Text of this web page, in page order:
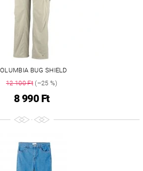
BUG SHIELD
12 100 Ft(–25 %)
8 990 Ft